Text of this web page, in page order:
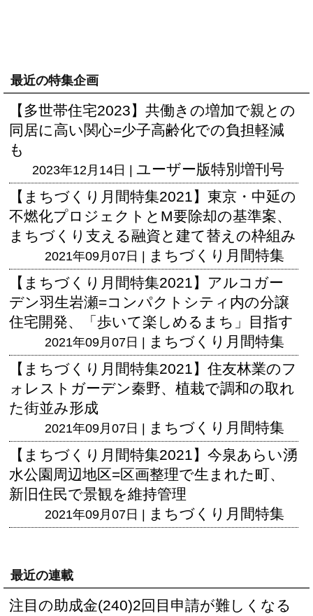
最近の特集企画
【多世帯住宅2023】共働きの増加で親との
同居に高い関心=少子高齢化での負担軽減
も
2023年12月14日 | ユーザー版特別増刊号
【まちづくり月間特集2021】東京・中延の
不燃化プロジェクトとM要除却の基準案、
まちづくり支える融資と建て替えの枠組み
2021年09月07日 |
まちづくり月間特集
【まちづくり月間特集2021】アルコガー
デン羽生岩瀬=コンパクトシティ内の分譲
住宅開発、「歩いて楽しめるまち」目指す
2021年09月07日 |
まちづくり月間特集
【まちづくり月間特集2021】住友林業のフ
ォレストガーデン秦野、植栽で調和の取れ
た街並み形成
2021年09月07日 |
まちづくり月間特集
【まちづくり月間特集2021】今泉あらい湧
水公園周辺地区=区画整理で生まれた町、
新旧住民で景観を維持管理
2021年09月07日 | まちづくり月間特集
最近の連載
注目の助成金(240)2回目申請が難しくなる